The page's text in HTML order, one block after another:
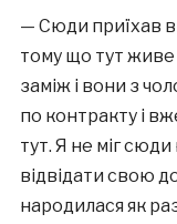
— Сюди приїхав
тому що тут
заміж і вони з
по контракту і
тут. Я не міг
відвідати свою
народилася як